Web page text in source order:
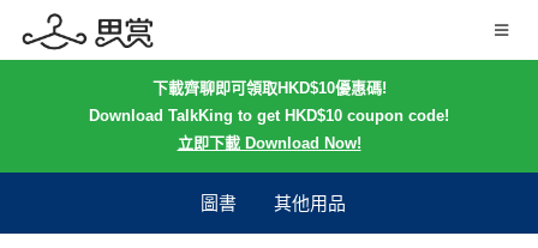
下載齊聊即可領取HKD$10優惠碼!
Download TalkKing to get HKD$10 coupon code!
立即下載 Download Now!
圖書 其他用品